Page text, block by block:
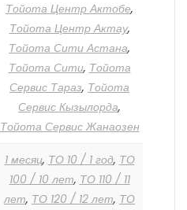
Тойота Центр Актобе,
Тойота Центр Актау,
Тойота Сити Астана,
Тойота Сити, Тойота
Сервис Тараз, Тойота
Сервис Кызылорда,
Тойота Сервис Жанаозен
1 месяц, ТО 10 / 1 год, ТО
100 / 10 лет, ТО 110 / 11
лет, ТО 120 / 12 лет, ТО